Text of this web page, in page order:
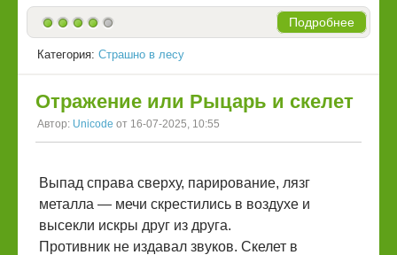
Подробнее
Категория: Страшно в лесу
Отражение или Рыцарь и скелет
Автор: Unicode от 16-07-2025, 10:55
Выпад справа сверху, парирование, лязг
металла — мечи скрестились в воздухе и
высекли искры друг из друга.
Противник не издавал звуков. Скелет в